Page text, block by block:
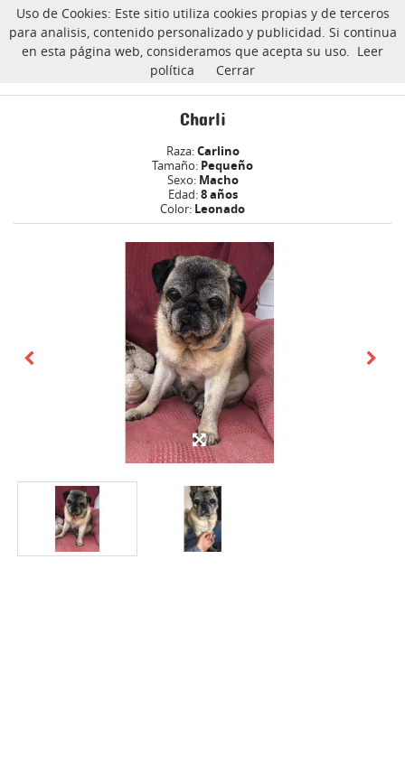
CarlinoSOS
Charli carlino Adoptado
Charli
Raza:Carlino
Tamaño: Pequeño
Sexo: Macho
Edad:8 años
Color: Leonado
Uso de Cookies: Este sitio utiliza cookies propias y de terceros
para analisis, contenido personalizado y publicidad. Si continua
en esta página web, consideramos que acepta su uso. Leer
política
Cerrar